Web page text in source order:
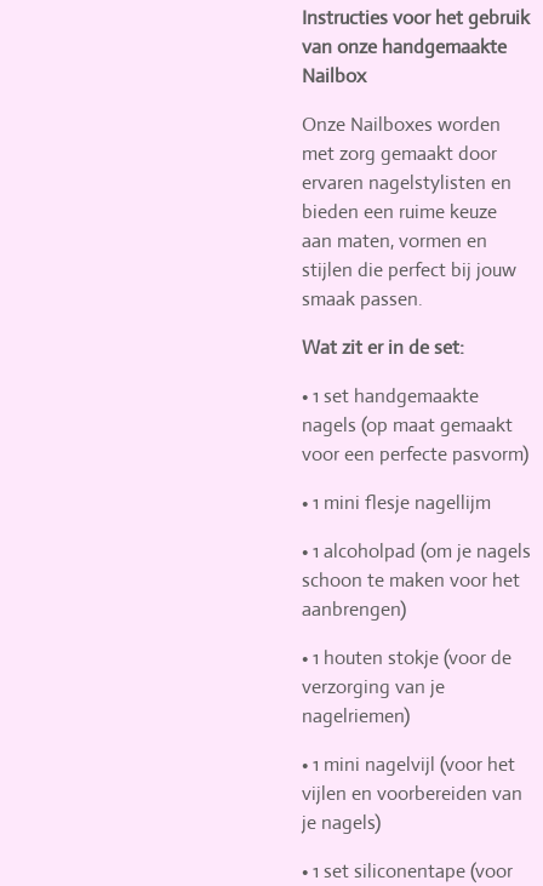
Instructies voor het gebruik
van onze handgemaakte
Nailbox
Onze Nailboxes worden
met zorg gemaakt door
ervaren nagelstylisten en
bieden een ruime keuze
aan maten, vormen en
stijlen die perfect bij jouw
smaak passen.
Wat zit er in de set:
•1 set handgemaakte
nagels (op maat gemaakt
voor een perfecte pasvorm)
•1 mini flesje nagellijm
•1 alcoholpad (om je nagels
schoon te maken voor het
aanbrengen)
•1 houten stokje(voor de
verzorging van je
nagelriemen)
•1 mini nagelvijl (voor het
vijlen en voorbereiden van
je nagels)
•1 set siliconentape(voor